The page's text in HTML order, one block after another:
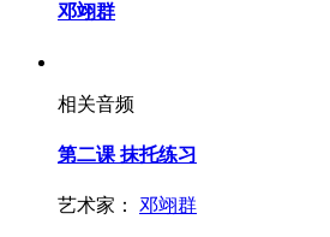
邓翊群
相关音频
第二课 抹托练习
艺术家： 邓翊群